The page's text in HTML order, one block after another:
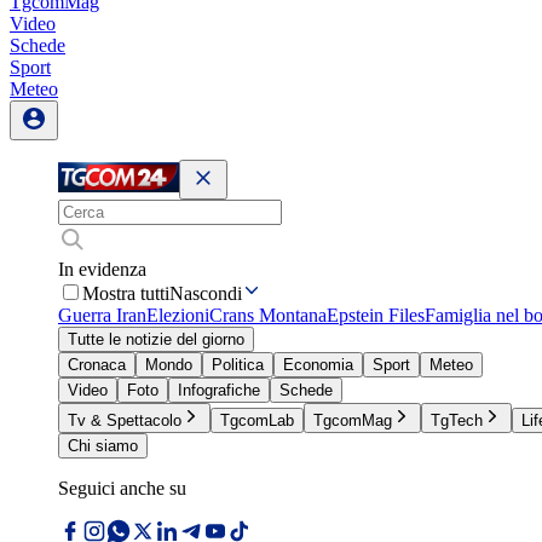
Video
Schede
Sport
Meteo
In evidenza
Mostra tuttiNascondi
Guerra IranElezioniCrans MontanaEpstein FilesFamiglia nel
Tutte le notizie del giorno
Cronaca
Mondo Politica Economia Sport
Meteo
Video
Foto Infografiche
Schede
Tv & Spettacolo
TgcomLab TgcomMag TgTech
Chi siamo
Seguici anche su